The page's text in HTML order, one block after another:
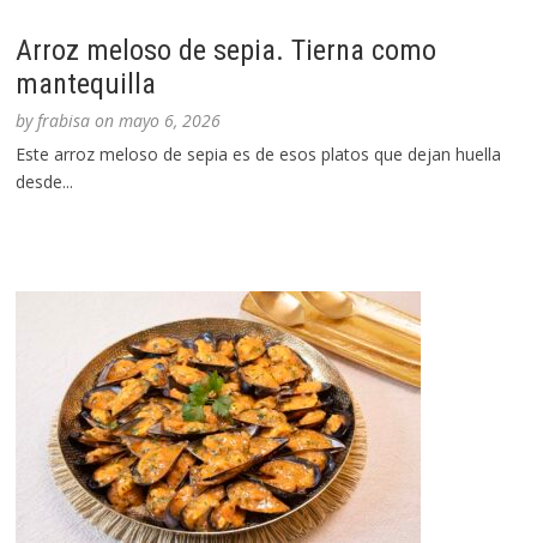
Arroz meloso de sepia. Tierna como
mantequilla
byfrabisa onmayo 6, 2026
Este arroz meloso de sepia es de esos platos que dejan huella
desde...